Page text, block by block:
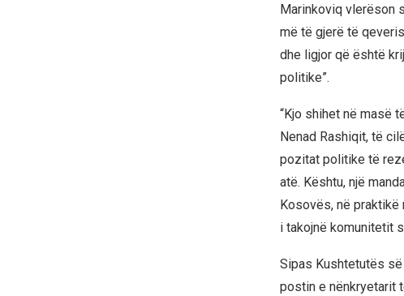
Marinkoviq vlerëson
më të gjerë të
dhe ligjor që është
politike”.
“Kjo shihet në masë
Nenad Rashiqit, të
pozitat politike të
atë. Kështu, një
Kosovës, në
i takojnë komunitetit
Sipas Kushtetutës
postin e nënkryetarit